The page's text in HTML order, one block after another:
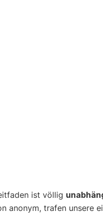
ist völlig
anonym, trafen unsere